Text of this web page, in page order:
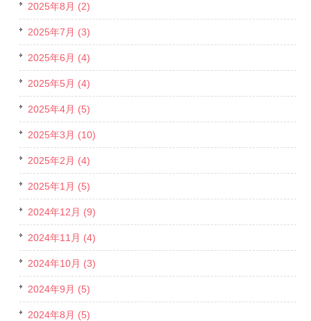
2025年8月 (2)
2025年7月 (3)
2025年6月 (4)
2025年5月 (4)
2025年4月 (5)
2025年3月 (10)
2025年2月 (4)
2025年1月 (5)
2024年12月 (9)
2024年11月 (4)
2024年10月 (3)
2024年9月 (5)
2024年8月 (5)